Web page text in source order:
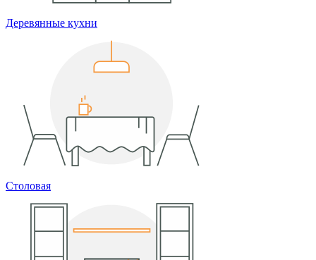
Деревянные кухни
Столовая